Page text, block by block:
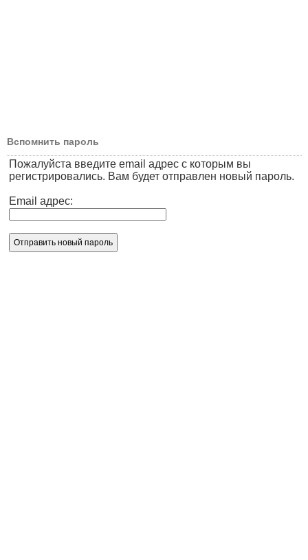
Вспомнить пароль
Пожалуйста введите email адрес с которым вы
регистрировались. Вам будет отправлен новый пароль.
Email адрес: